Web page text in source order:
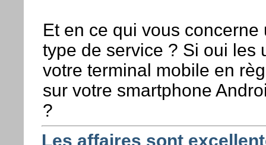
Et en ce qui vous concerne
type de service ? Si oui les
votre terminal mobile en
sur votre smartphone
?
Les affaires sont